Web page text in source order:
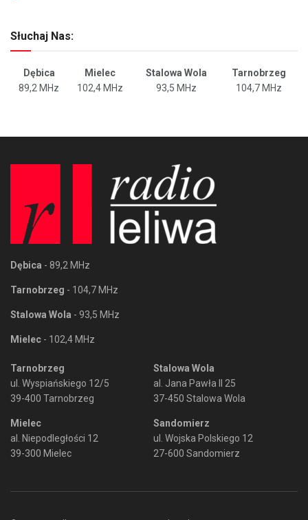
Słuchaj Nas:
Dębica Mielec Stalowa Wola
Tarnobrzeg
89,2 MHz
102,4 MHz 93,5 MHz 104,7 MHz
Dębica - 89,2 MHz
Tarnobrzeg - 104,7 MHz
Stalowa Wola - 93,5 MHz
Mielec - 102,4 MHz
Tarnobrzeg
ul. Wyspiańskiego 12/5
39-400 Tarnobrzeg
Mielec
al. Niepodległości 12
39-300 Mielec
Stalowa Wola
al. Jana Pawła II 25
37-450 Stalowa Wola
Sandomierz
ul. Wojska Polskiego 12
27-600 Sandomierz